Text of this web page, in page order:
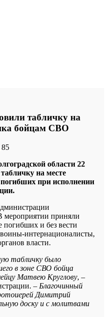
табличку на
бойцам СВО
85
области 22
на месте
при исполнении
мероприятии приняли
погибших и без вести
интернационалисты,
власти.
табличку было
в зоне СВО бойца
Матвею Круглову, –
– Благочинный
Димитрий
доску и с молитвами